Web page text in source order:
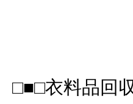
□■□衣料品回